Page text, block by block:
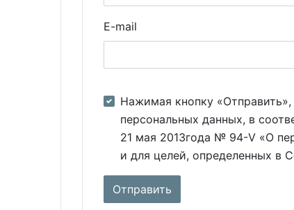
E-mail
Нажимая кнопку
персональных данных, в
21 мая 2013года № 94-V «О
и для целей, определенных в